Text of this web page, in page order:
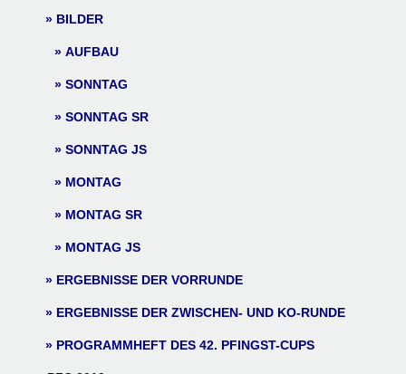
BILDER
AUFBAU
SONNTAG
SONNTAG SR
SONNTAG JS
MONTAG
MONTAG SR
MONTAG JS
ERGEBNISSE DER VORRUNDE
ERGEBNISSE DER ZWISCHEN- UND KO-RUNDE
PROGRAMMHEFT DES 42. PFINGST-CUPS